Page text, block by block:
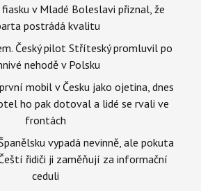
fiasku v Mladé Boleslavi přiznal, že
postrádá kvalitu
Český pilot Stříteský promluvil po
nehodě v Polsku
mobil v Česku jako ojetina, dnes
ho pak dotoval a lidé se rvali ve
frontách
vypadá nevinně, ale pokuta
řidiči ji zaměňují za informační
ceduli